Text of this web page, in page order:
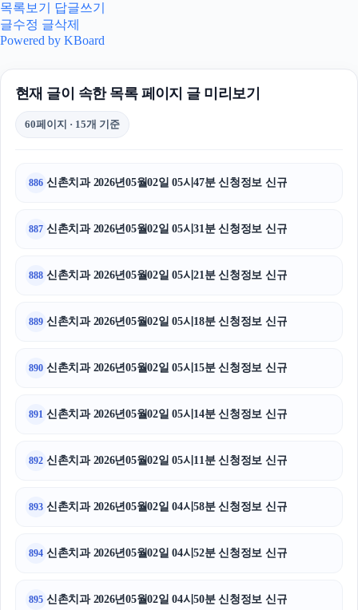
목록보기
답글쓰기
글수정 글삭제
Powered by KBoard
현재 글이 속한 목록 페이지 글 미리보기
60페이지 · 15개 기준
886 신촌치과 2026년05월02일 05시47분 신청정보 신규
887 신촌치과 2026년05월02일 05시31분 신청정보 신규
888 신촌치과 2026년05월02일 05시21분 신청정보 신규
889 신촌치과 2026년05월02일 05시18분 신청정보 신규
890 신촌치과 2026년05월02일 05시15분 신청정보 신규
891 신촌치과 2026년05월02일 05시14분 신청정보 신규
892 신촌치과 2026년05월02일 05시11분 신청정보 신규
893 신촌치과 2026년05월02일 04시58분 신청정보 신규
894 신촌치과 2026년05월02일 04시52분 신청정보 신규
895 신촌치과 2026년05월02일 04시50분 신청정보 신규